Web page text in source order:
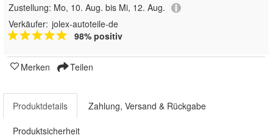
Zustellung: Mo, 10. Aug. bis Mi, 12. Aug.
Verkäufer: jolex-autoteile-de
98% positiv
Merken Teilen
Produktdetails Zahlung, Versand & Rückgabe
Produktsicherheit